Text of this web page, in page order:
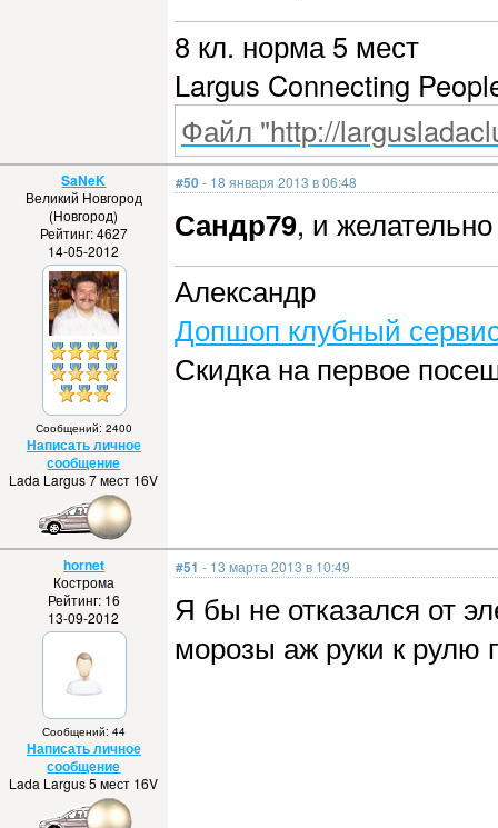
8 кл. норма 5 мест
Largus Connecting
Файл "http://
SaNeK
Великий Новгород
(Новгород)
Рейтинг: 4627
14-05-2012
Сообщений: 2400
Написать личное
сообщение
Lada Largus 7 мест 16V
#50- 18 января 2013 в 06:48
Сандр79, и
Александр
Допшоп клубный
Скидка на первое
hornet
Кострома
Рейтинг: 16
13-09-2012
Сообщений: 44
Написать личное
сообщение
Lada Largus 5 мест 16V
#51 - 13 марта 2013 в 10:49
Я бы не отказался от
морозы аж руки к рулю